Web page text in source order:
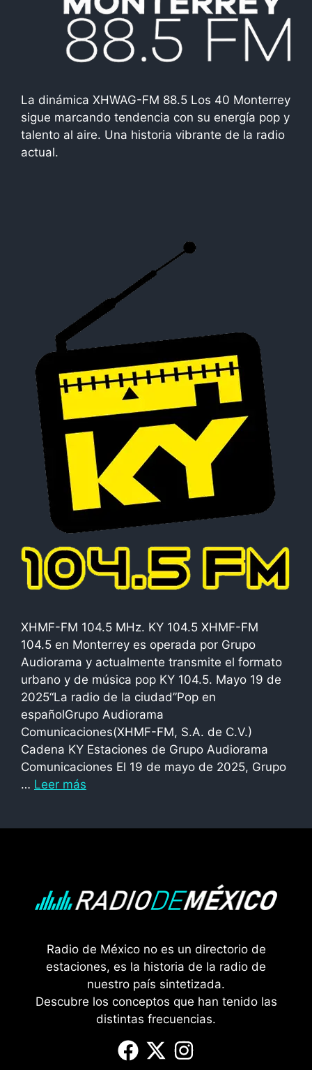
La dinámica XHWAG-FM 88.5 Los 40 Monterrey
sigue marcando tendencia con su energía pop y
talento al aire. Una historia vibrante de la radio
actual.
XHMF-FM 104.5 MHz. KY 104.5 XHMF-FM
104.5 en Monterrey es operada por Grupo
Audiorama y actualmente transmite el formato
urbano y de música pop KY 104.5. Mayo 19 de
2025“La radio de la ciudad”Pop en
españolGrupo Audiorama
Comunicaciones(XHMF-FM, S.A. de C.V.)
Cadena KY Estaciones de Grupo Audiorama
Comunicaciones El 19 de mayo de 2025, Grupo
… Leer más
Radio de México no es un directorio de
estaciones, es la historia de la radio de
nuestro país sintetizada.
Descubre los conceptos que han tenido las
distintas frecuencias.